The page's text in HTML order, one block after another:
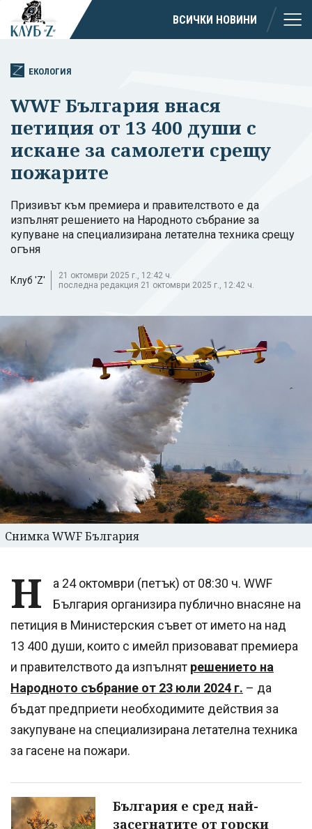
ВСИЧКИ НОВИНИ
ЕКОЛОГИЯ
WWF България внася
петиция от 13 400 души с
искане за самолети срещу
пожарите
Призивът към премиера и правителството е да
изпълнят решението на Народното събрание за
купуване на специализирана летателна техника срещу
огъня
Клуб 'Z'
21 октомври 2025 г., 12:42 ч.
последна редакция 21 октомври 2025 г., 12:42 ч.
Снимка WWF България
Н
а 24 октомври (петък) от 08:30 ч. WWF
България организира публично внасяне на
петиция в Министерския съвет от името на над
13 400 души, които с имейл призовават премиера
и правителството да изпълнят решението на
Народното събрание от 23 юли 2024 г. – да
бъдат предприети необходимите действия за
закупуване на специализирана летателна техника
за гасене на пожари.
България е сред най-
засегнатите от горски